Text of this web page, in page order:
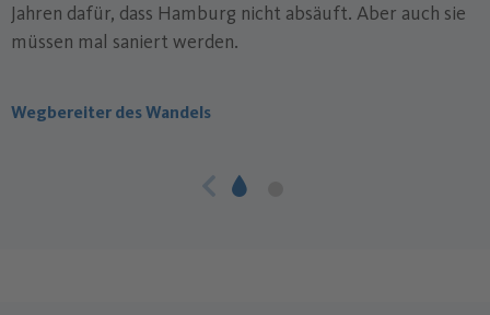
Jahren dafür, dass Hamburg nicht absäuft. Aber auch sie
müssen mal saniert werden.
Wegbereiter des Wandels